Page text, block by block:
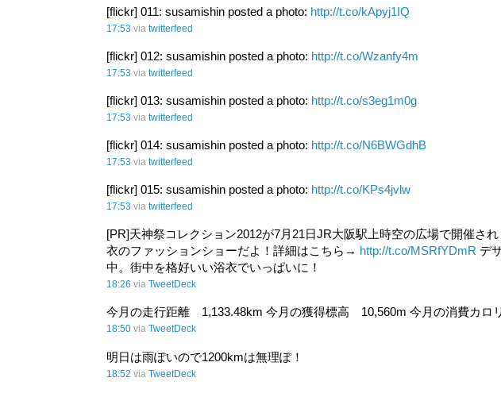
[flickr] 011: susamishin posted a photo: http://t.co/kApyj1IQ
17:53 via twitterfeed
[flickr] 012: susamishin posted a photo: http://t.co/Wzanfy4m
17:53 via twitterfeed
[flickr] 013: susamishin posted a photo: http://t.co/s3eg1m0g
17:53 via twitterfeed
[flickr] 014: susamishin posted a photo: http://t.co/N6BWGdhB
17:53 via twitterfeed
[flickr] 015: susamishin posted a photo: http://t.co/KPs4jvlw
17:53 via twitterfeed
[PR]天神祭コレクション2012が7月21日JR大阪駅上時空の広場で開催さ
衣のファッションショーだよ！詳細はこちら→ http://t.co/MSRfYDmR デ
中。街中を格好いい浴衣でいっぱいに！
18:26 via TweetDeck
今月の走行距離 1,133.48km 今月の獲得標高 10,560m 今月の消費カロ
18:50 via TweetDeck
明日は雨ぽいので1200kmは無理ぽ！
18:52 via TweetDeck